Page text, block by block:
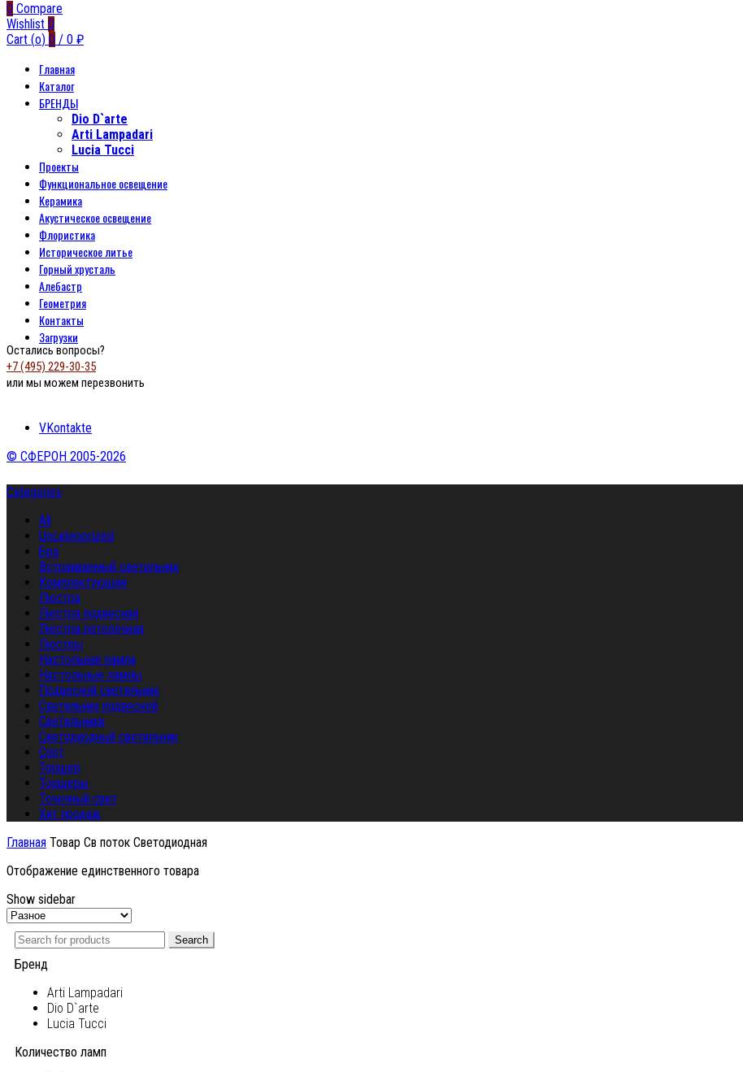
0 Compare
Wishlist 0
Cart (o) 0 / 0 ₽
Главная
Каталог
БРЕНДЫ
Dio D`arte
Arti Lampadari
Lucia Tucci
Проекты
Функциональное освещение
Керамика
Акустическое освещение
Флористика
Историческое литье
Горный хрусталь
Алебастр
Геометрия
Контакты
Загрузки
Остались вопросы?
+7 (495) 229-30-35
или мы можем перезвонить
VKontakte
© СФЕРОН 2005-2026
Categories
All
Uncategorized
Бра
Встраиваемый светильник
Комплектующие
Люстра
Люстра подвесная
Люстра потолочная
Люстры
Настольная лампа
Настольные лампы
Подвесной светильник
Светильник подвесной
Светильники
Светодиодный светильник
Спот
Торшер
Торшеры
Точечный свет
Хит продаж
Главная Товар Св поток Светодиодная
Отображение единственного товара
Show sidebar
Search
Бренд
Arti Lampadari
Dio D`arte
Lucia Tucci
Количество ламп